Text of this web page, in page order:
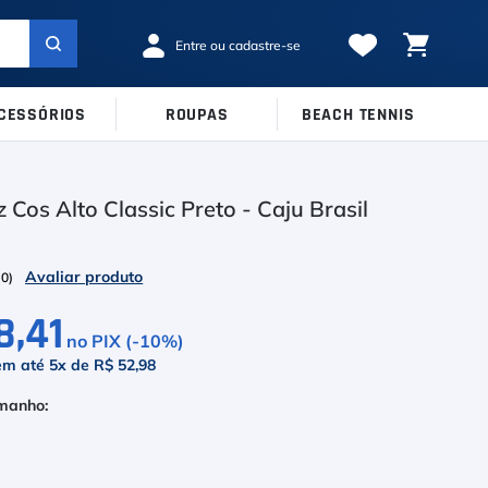
Ver Todos
Inni
Robin Soderling
38 39 40
ROUPAS BEACH TENNIS
Cos Alto Classic Preto - Caju Brasil
0)
no PIX (-10%)
até 5x de R$ 52,98